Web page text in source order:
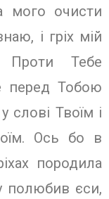
мого очисти
і гріх мій
Проти Тебе
перед Тобою
слові Твоїм і
Ось бо в
породила
полюбив єси,